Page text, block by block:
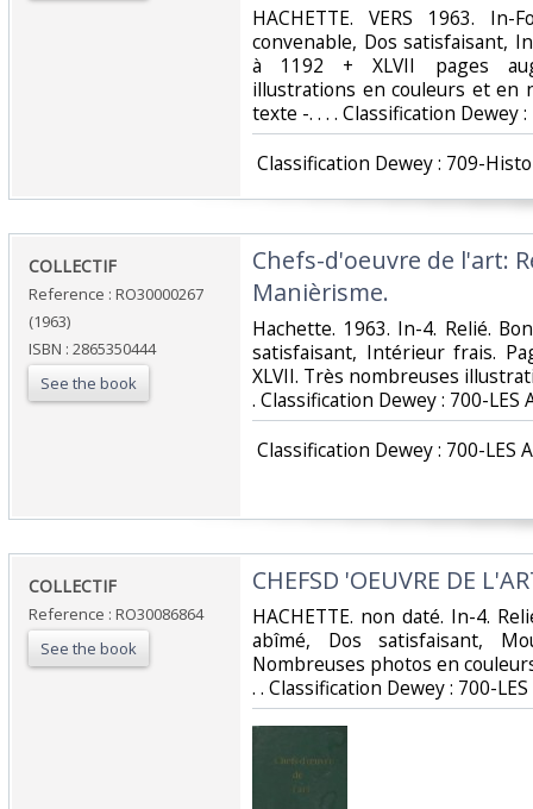
‎HACHETTE. VERS 1963.
convenable, Dos satisfaisant,
à 1192 + XLVII pages
illustrations en couleurs et en
texte -. . . . Classification Dewey
Classification Dewey : 709-
‎COLLECTIF‎
Reference : RO30000267
(1963)
ISBN : 2865350444
See the book
‎Chefs-d'oeuvre de l'art:
Manièrisme.‎
‎Hachette. 1963. In-4. Relié.
satisfaisant, Intérieur frais.
XLVII. Très nombreuses
. Classification Dewey : 700-LES
Classification Dewey : 700-LES
‎COLLECTIF‎
Reference : RO30086864
See the book
‎CHEFSD 'OEUVRE DE
‎HACHETTE. non daté. In-4.
abîmé, Dos satisfaisant,
Nombreuses photos en
. . Classification Dewey : 700-LES